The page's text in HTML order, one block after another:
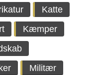
Katte
Kæmper
Militær